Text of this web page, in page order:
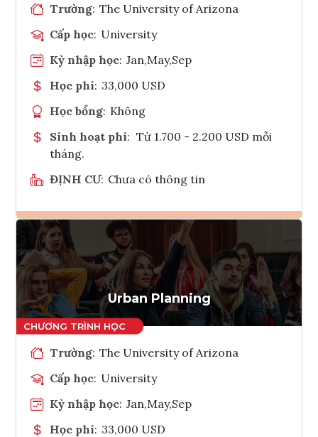
Trường: The University of Arizona
Cấp học: University
Kỳ nhập học: Jan,May,Sep
Học phí: 33,000 USD
Học bổng: Không
Sinh hoạt phí: Từ 1.700 - 2.200 USD mỗi
tháng.
ĐỊNH CƯ: Chưa có thông tin
Ghi danh
Tham vấn Interlink
Urban Planning
Trường: The University of Arizona
Cấp học: University
Kỳ nhập học: Jan,May,Sep
Học phí: 33,000 USD